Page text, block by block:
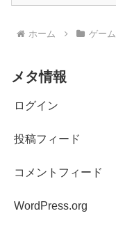
ホーム ゲーム
メタ情報
ログイン
投稿フィード
コメントフィード
WordPress.org